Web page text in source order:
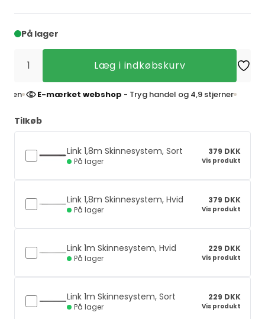
På lager
Læg i indkøbskurv
E-mærket webshop- Tryg handel og 4,9 stjerner
Tilkøb
Link 1,8m Skinnesystem, Sort
På lager
379 DKK
Vis produkt
Link 1,8m Skinnesystem, Hvid
På lager
379 DKK
Vis produkt
Link 1m Skinnesystem, Hvid
På lager
229 DKK
Vis produkt
Link 1m Skinnesystem, Sort
På lager
229 DKK
Vis produkt